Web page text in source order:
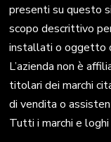
presenti su questo
scopo descrittivo
installati o oggetto
L’azienda non è
titolari dei marchi
di vendita o
Tutti i marchi e